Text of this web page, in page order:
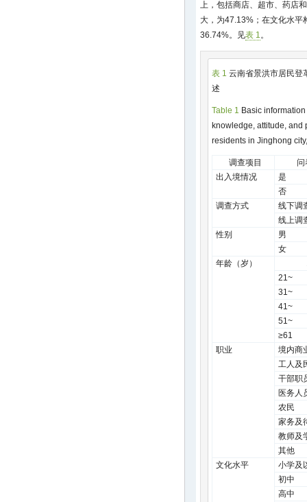
上，包括商店、超市、药店
大，为47.13%；在文化水平
36.74%。见表 1 。
表 1 云南省景洪市居民登
述
Table 1 Basic
knowledge, attitude, and
residents in Jinghong
调查项目
问
出入境情况
是
否
调查方式
线下调
线上调
性别
男
女
年龄（岁）
21~
31~
41~
51~
≥61
职业
境内商
工人及
干部职
医务人
农民
家务及
教师及
其他
文化水平
小学及
初中
高中